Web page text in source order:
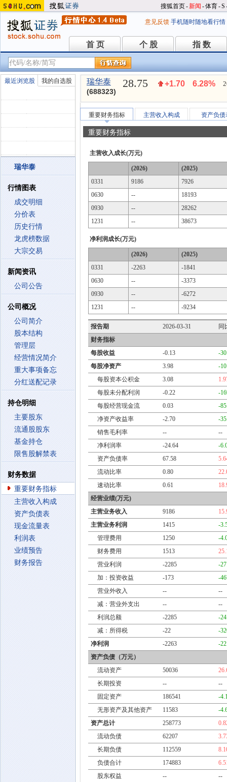
搜狐首页-新闻 -体育-S
意见反馈 手机随时随地看行情
首 页
首 页 个 股
个 股 指 数
指 数
最近浏览股 我的自选股
瑞华泰
行情图表
成交明细
分价表
历史行情
龙虎榜数据
大宗交易
新闻资讯
公司公告
公司概况
公司简介
股本结构
管理层
经营情况简介
重大事项备忘
分红送配记录
持仓明细
主要股东
流通股股东
基金持仓
限售股解禁表
财务数据
重要财务指标
主营收入构成
资产负债表
现金流量表
利润表
业绩预告
财务报告
瑞华泰
(688323)
28.75 +1.70 6.28%
重要财务指标 主营收入构成 资产负债
重要财务指标
主营收入成长(万元)
(2026)
(2025)
0331
9186
7926
0630
--
18193
0930
--
28262
1231
-- 38673
净利润成长(万元)
(2026)
(2025)
0331
-2263
-1841
0630
--
-3373
0930
--
-6272
1231
-- -9234
报告期 2026-03-31
同
财务指标
每股收益
-0.13
-
每股净资产
3.98
-
每股资本公积金
3.08
每股未分配利润
-0.22
-
每股经营现金流
0.03
-
净资产收益率
-2.70
-
销售毛利率
--
--
净利润率
-24.64
-
资产负债率
67.58
流动比率
0.80
速动比率
0.61
经营业绩(万元)
主营业务收入
9186
主营业务利润
1415
-
管理费用
1250
-
财务费用
1513
营业利润
-2285
-
加：投资收益
-173
-
营业外收入
--
--
减：营业外支出
--
--
利润总额
-2285
-
减：所得税
-22
-
净利润
-2263
-
资产负债（万元）
流动资产
50036
长期投资
--
--
固定资产
186541
-
无形资产及其他资产
11583
-
资产总计
258773
流动负债
62207
长期负债
112559
负债合计
174883
股东权益
--
--